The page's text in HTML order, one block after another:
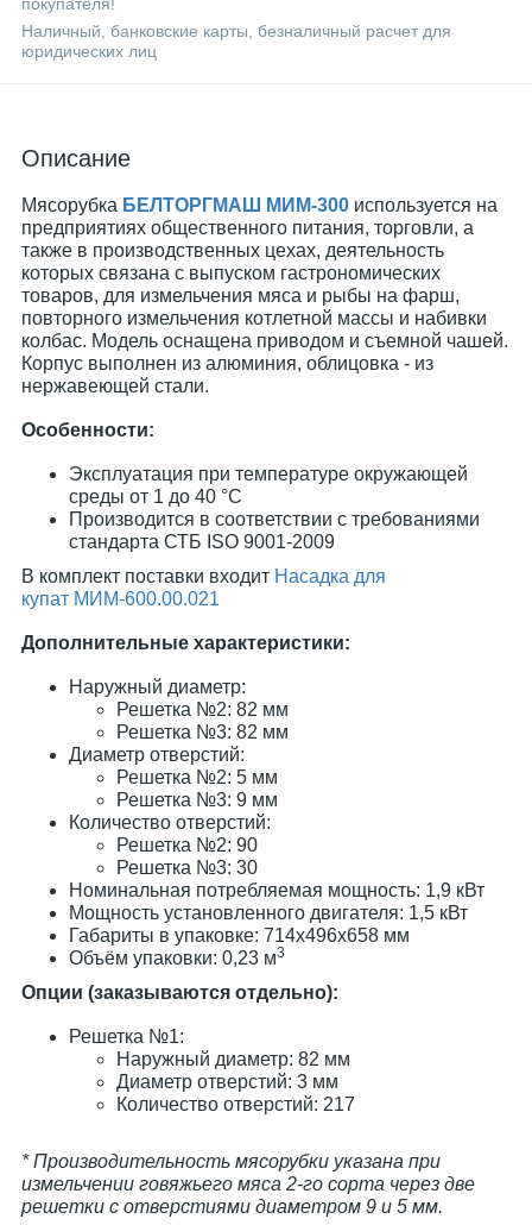
Наличный, банковские карты, безналичный расчет для
юридических лиц
Описание
Мясорубка БЕЛТОРГМАШ МИМ-300 используется на
предприятиях общественного питания, торговли, а
также в производственных цехах, деятельность
которых связана с выпуском гастрономических
товаров, для измельчения мяса и рыбы на фарш,
повторного измельчения котлетной массы и набивки
колбас. Модель оснащена приводом и съемной чашей.
Корпус выполнен из алюминия, облицовка - из
нержавеющей стали.
Особенности:
Эксплуатация при температуре окружающей
среды от 1 до 40 °С
Производится в соответствии с требованиями
стандарта СТБ ISO 9001-2009
В комплект поставки входит Насадка для
купат МИМ-600.00.021
Дополнительные характеристики:
Наружный диаметр:
Решетка №2: 82 мм
Решетка №3: 82 мм
Диаметр отверстий:
Решетка №2: 5 мм
Решетка №3: 9 мм
Количество отверстий:
Решетка №2: 90
Решетка №3: 30
Номинальная потребляемая мощность: 1,9 кВт
Мощность установленного двигателя: 1,5 кВт
Габариты в упаковке: 714х496х658 мм
Объём упаковки: 0,23 м3
Опции (заказываются отдельно):
Решетка №1:
Наружный диаметр: 82 мм
Диаметр отверстий: 3 мм
Количество отверстий: 217
* Производительность мясорубки указана при
измельчении говяжьего мяса 2-го сорта через две
решетки с отверстиями диаметром 9 и 5 мм.